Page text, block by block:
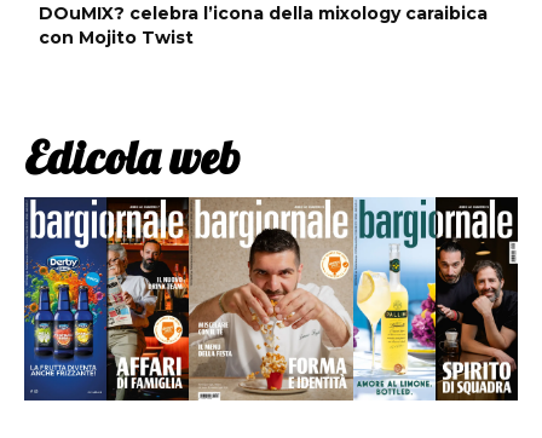
DOuMIX? celebra l’icona della mixology caraibica
con Mojito Twist
Edicola web